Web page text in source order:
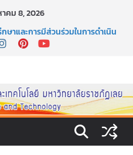
าคม 8, 2026
ษาและการมีส่วนร่วมในการดำเนิน
ะเทคโนโลยี
าคปกติ ประจำปีการศึกษา 2569
วมลงนามออนไลน์ “ลด ละ เลิก
ห่งชาติ ประจำปี 2569